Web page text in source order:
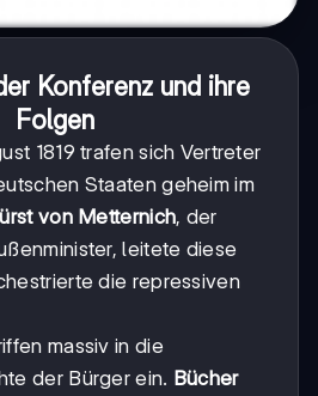
Konferenz und ihre
Folgen
1819 trafen sich Vertreter
Staaten geheim im
von Metternich, der
leitete diese
die repressiven
massiv in die
der Bürger ein. Bücher